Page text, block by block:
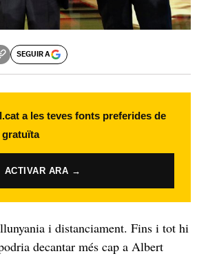
SEGUIR A
a les teves fonts preferides de
gratuïta
ACTIVAR ARA →
i distanciament. Fins i tot hi
decantar més cap a Albert